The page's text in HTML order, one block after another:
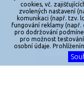
Jakékoliv užití
cookies, vč.
zvolených nastavení
komunikaci (např. tzv.
fungování reklamy
pro dodržování
pro možnost testování
osobní údaje.